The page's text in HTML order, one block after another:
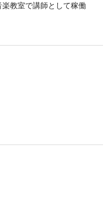
教室で講師として稼働